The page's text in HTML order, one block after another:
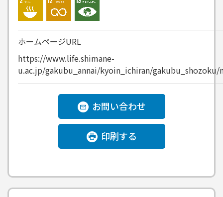
ホームページURL
https://www.life.shimane-
u.ac.jp/gakubu_annai/kyoin_ichiran/
お問い合わせ
印刷する